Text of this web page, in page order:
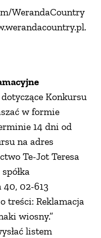
WerandaCountry
Konkursu
w formie
14 dni od
na adres
Te-Jot Teresa
02-613
treści: Reklamacja
wiosny.”
listem